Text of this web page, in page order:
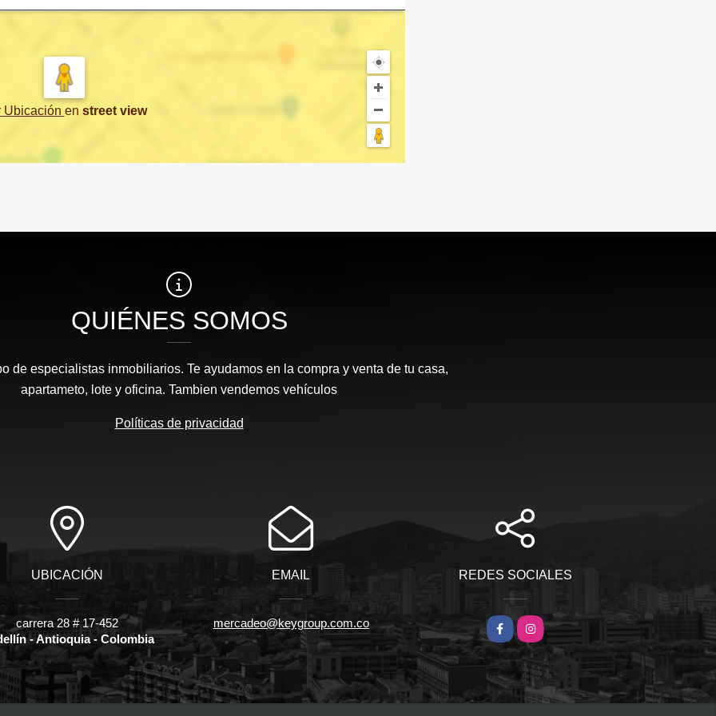
Ubicación en street view
QUIÉNES SOMOS
de especialistas inmobiliarios. Te ayudamos en la compra y venta de tu casa,
apartameto, lote y oficina. Tambien vendemos vehículos
Políticas de privacidad
UBICACIÓN
carrera 28 # 17-452
- Antioquia - Colombia
EMAIL
mercadeo@keygroup.com.co
REDES SOCIALES
FacebookInstagram